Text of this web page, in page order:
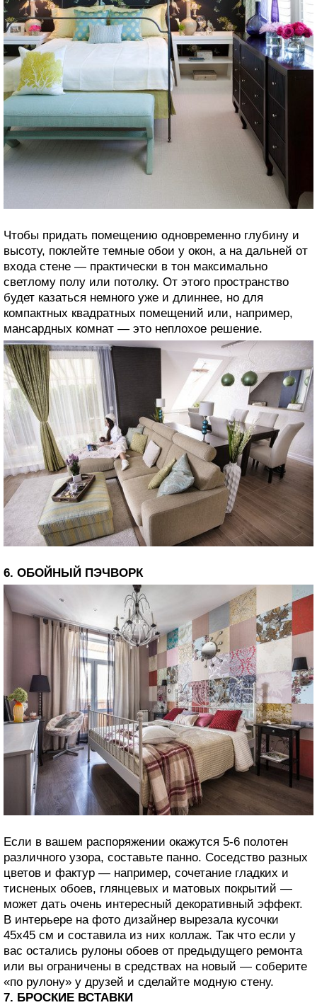
Чтобы придать помещению одновременно глубину и
высоту, поклейте темные обои у окон, а на дальней от
входа стене — практически в тон максимально
светлому полу или потолку. От этого пространство
будет казаться немного уже и длиннее, но для
компактных квадратных помещений или, например,
мансардных комнат — это неплохое решение.
6. ОБОЙНЫЙ ПЭЧВОРК
Если в вашем распоряжении окажутся 5-6 полотен
различного узора, составьте панно. Соседство разных
цветов и фактур — например, сочетание гладких и
тисненых обоев, глянцевых и матовых покрытий —
может дать очень интересный декоративный эффект.
В интерьере на фото дизайнер вырезала кусочки
45х45 см и составила из них коллаж. Так что если у
вас остались рулоны обоев от предыдущего ремонта
или вы ограничены в средствах на новый — соберите
«по рулону» у друзей и сделайте модную стену.
7. БРОСКИЕ ВСТАВКИ